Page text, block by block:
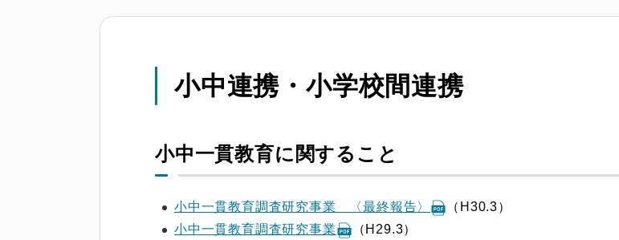
小中連携・小学校間連携
小中一貫教育に関すること
小中一貫教育調査研究事業 〈最終報告〉
（H30.3）
小中一貫教育調査研究事業
（H29.3）